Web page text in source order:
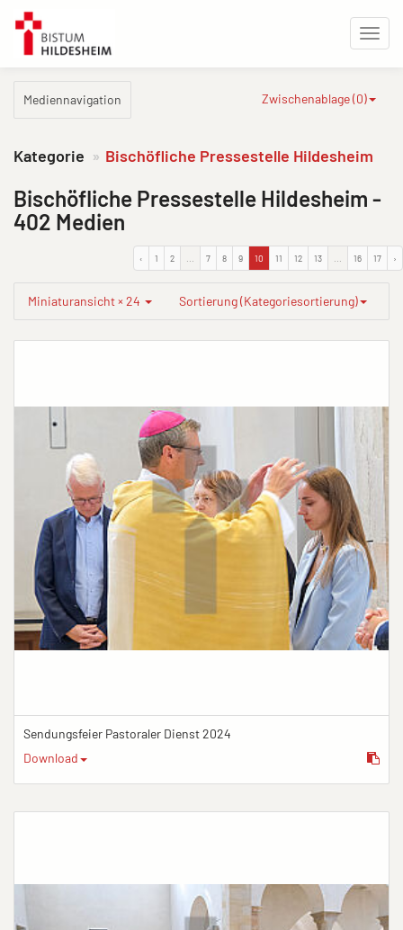
Mediennavigation Zwischenablage (0)
Kategorie Bischöfliche Pressestelle Hildesheim
Bischöfliche Pressestelle Hildesheim -
402 Medien
‹ 1 2 7 8 9 10 11 12 13 16 17 ›
Miniaturansicht × 24 Sortierung (Kategoriesortierung)
Sendungsfeier Pastoraler Dienst 2024
Download